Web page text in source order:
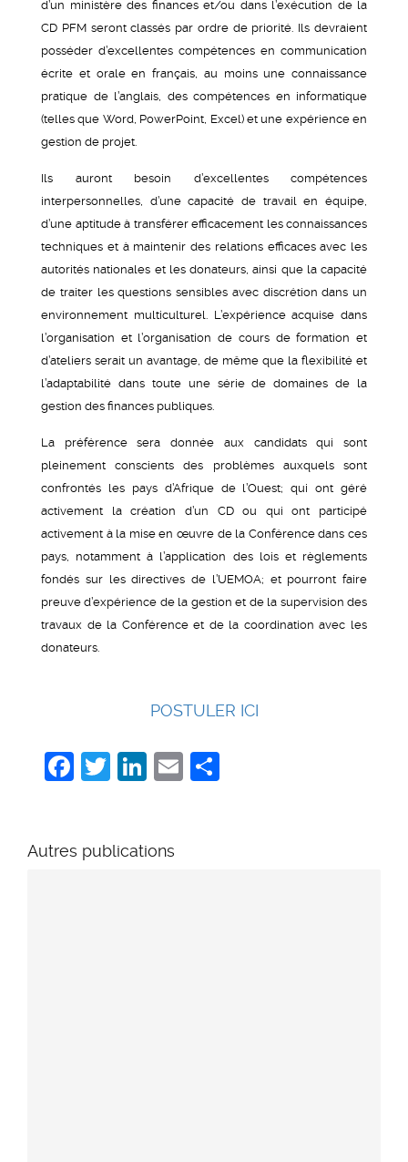
d’un ministère des finances et/ou dans l’exécution de la
CD PFM seront classés par ordre de priorité. Ils devraient
posséder d’excellentes compétences en communication
écrite et orale en français, au moins une connaissance
pratique de l’anglais, des compétences en informatique
(telles que Word, PowerPoint, Excel) et une expérience en
gestion de projet.
Ils auront besoin d’excellentes compétences
interpersonnelles, d’une capacité de travail en équipe,
d’une aptitude à transférer efficacement les connaissances
techniques et à maintenir des relations efficaces avec les
autorités nationales et les donateurs, ainsi que la capacité
de traiter les questions sensibles avec discrétion dans un
environnement multiculturel. L’expérience acquise dans
l’organisation et l’organisation de cours de formation et
d’ateliers serait un avantage, de même que la flexibilité et
l’adaptabilité dans toute une série de domaines de la
gestion des finances publiques.
La préférence sera donnée aux candidats qui sont
pleinement conscients des problèmes auxquels sont
confrontés les pays d’Afrique de l’Ouest; qui ont géré
activement la création d’un CD ou qui ont participé
activement à la mise en œuvre de la Conférence dans ces
pays, notamment à l’application des lois et règlements
fondés sur les directives de l’UEMOA; et pourront faire
preuve d’expérience de la gestion et de la supervision des
travaux de la Conférence et de la coordination avec les
donateurs.
POSTULER ICI
Facebook
Twitter
LinkedIn
Email
Autres publications